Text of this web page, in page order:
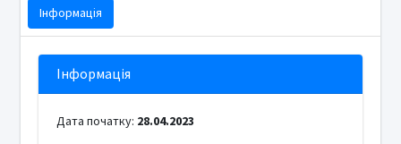
Інформація
Інформація
Дата початку: 28.04.2023